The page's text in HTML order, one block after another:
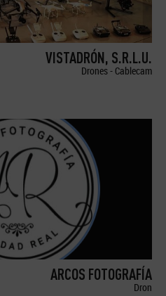
VISTADRÓN, S.R.L.U.
Drones - Cablecam
ARCOS FOTOGRAFÍA
Dron